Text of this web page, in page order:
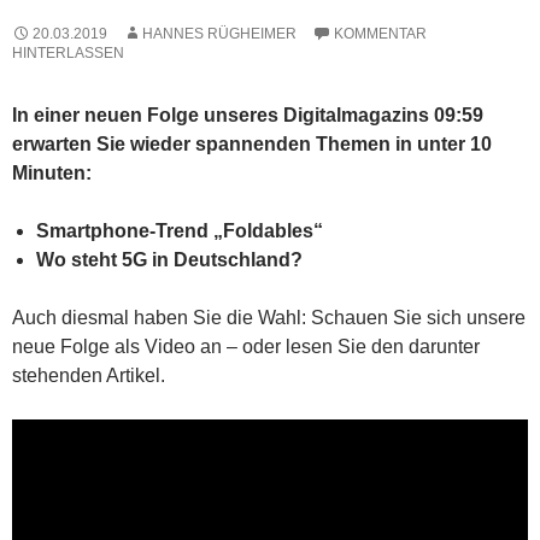
20.03.2019 HANNES RÜGHEIMER
KOMMENTAR
HINTERLASSEN
In einer neuen Folge unseres Digitalmagazins 09:59
erwarten Sie wieder spannenden Themen in unter 10
Minuten:
Smartphone-Trend „Foldables“
Wo steht 5G in Deutschland?
Auch diesmal haben Sie die Wahl: Schauen Sie sich unsere
neue Folge als Video an – oder lesen Sie den darunter
stehenden Artikel.